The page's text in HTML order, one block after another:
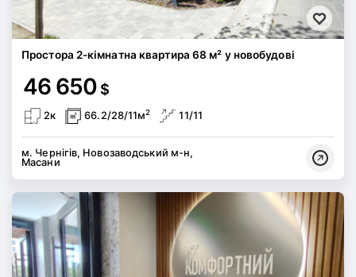
Простора 2-кімнатна квартира 68 м² у новобудові
46 650 $
2к 66.2/28/11м2 11/11
м. Чернігів, Новозаводський м-н,
Масани